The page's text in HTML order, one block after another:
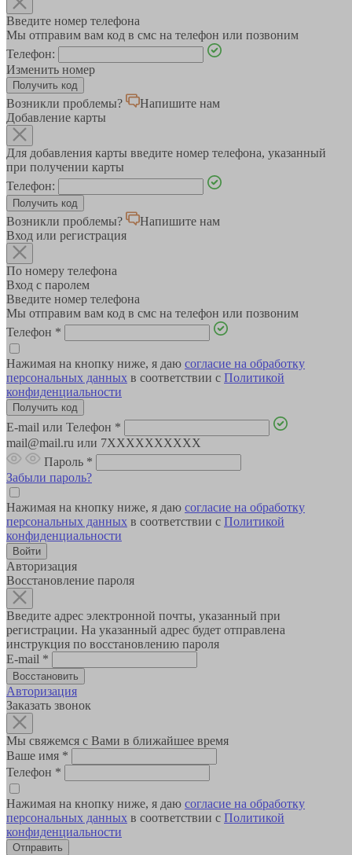
Введите номер телефона
Мы отправим вам код в смс на телефон или позвоним
Телефон:
Изменить номер
Возникли проблемы?
Напишите нам
Добавление карты
Для добавления карты введите номер телефона, указанный
при получении карты
Телефон:
Возникли проблемы?
Напишите нам
Вход или регистрация
По номеру телефона
Вход с паролем
Введите номер телефона
Мы отправим вам код в смс на телефон или позвоним
Телефон *
Нажимая на кнопку ниже, я даю согласие на обработку
персональных данных в соответствии с Политикой
конфиденциальности
E-mail или Телефон *
mail@mail.ru или 7XXXXXXXXXX
Пароль *
Забыли пароль?
Нажимая на кнопку ниже, я даю согласие на обработку
персональных данных в соответствии с Политикой
конфиденциальности
Авторизация
Восстановление пароля
Введите адрес электронной почты, указанный при
регистрации. На указанный адрес будет отправлена
инструкция по восстановлению пароля
E-mail *
Авторизация
Заказать звонок
Мы свяжемся с Вами в ближайшее время
Ваше имя *
Телефон *
Нажимая на кнопку ниже, я даю согласие на обработку
персональных данных в соответствии с Политикой
конфиденциальности